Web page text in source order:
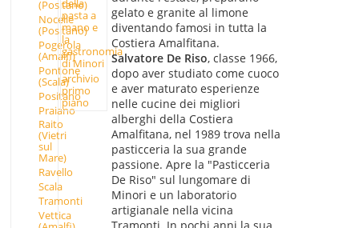
(Positano)
Nocelle
(Positano)
Pogerola
(Amalfi)
Pontone
(Scala)
Positano
Praiano
Raito
(Vietri
sul
Mare)
Ravello
Scala
Tramonti
Vettica
della
pasta a
mano e
la
gastronomia
di Minori
archivio
primo
piano
gelato e granite al limone
diventando famosi in tutta la
Costiera Amalfitana.
Salvatore De Riso, classe 1966,
dopo aver studiato come cuoco
e aver maturato esperienze
nelle cucine dei migliori
alberghi della Costiera
Amalfitana, nel 1989 trova nella
pasticceria la sua grande
passione. Apre la "Pasticceria
De Riso" sul lungomare di
Minori e un laboratorio
artigianale nella vicina